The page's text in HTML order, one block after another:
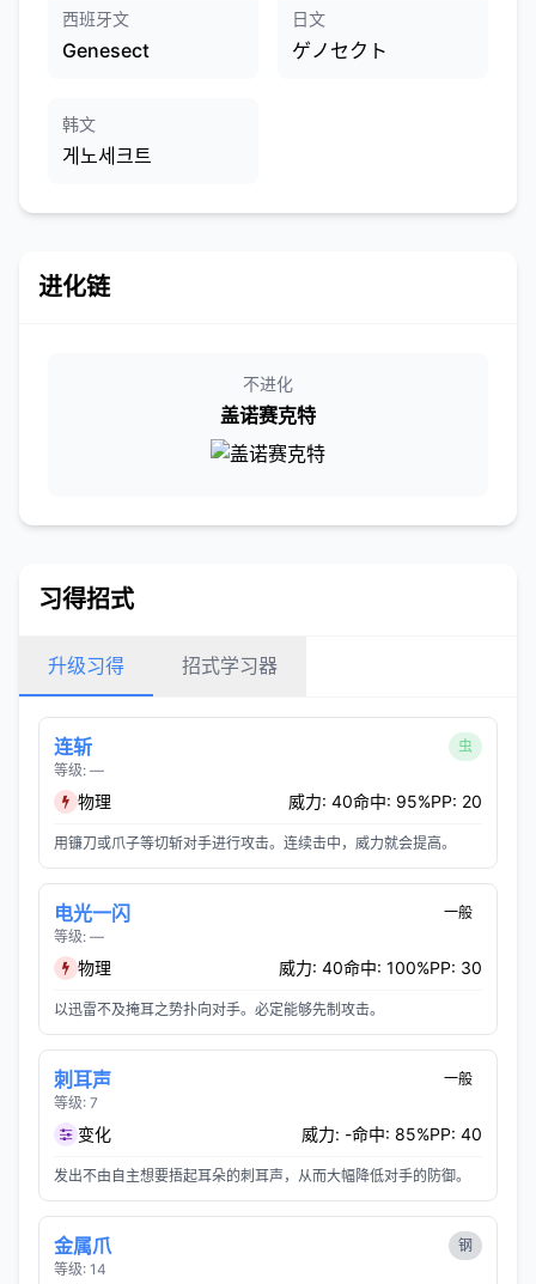
西班牙文
Genesect
日文
ゲノセクト
韩文
게노세크트
进化链
不进化
盖诺赛克特
习得招式
升级习得 招式学习器
连斩
等级: —
虫
物理 威力: 40命中: 95%PP: 20
用镰刀或爪子等切斩对手进行攻击。连续击中，威力就会提高。
电光一闪
等级: —
一般
物理 威力: 40命中: 100%PP: 30
以迅雷不及掩耳之势扑向对手。必定能够先制攻击。
刺耳声
等级: 7
一般
变化 威力: -命中: 85%PP: 40
发出不由自主想要捂起耳朵的刺耳声，从而大幅降低对手的防御。
金属爪
等级: 14
钢